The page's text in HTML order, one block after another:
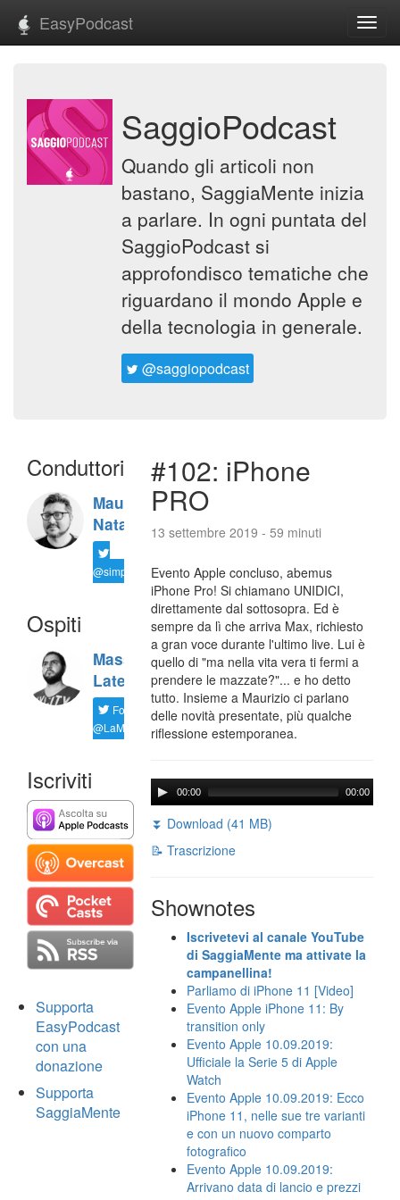
EasyPodcast
SaggioPodcast
Quando gli articoli non
bastano, SaggiaMente inizia
a parlare. In ogni puntata del
SaggioPodcast si
approfondisco tematiche che
riguardano il mondo Apple e
della tecnologia in generale.
@saggiopodcast
Conduttori
Maurizio
Natali
@simplemal
Ospiti
Massimiliano
Latella
Follow
@LaMaxImages
Iscriviti
Supporta
EasyPodcast
con una
donazione
Supporta
SaggiaMente
#102: iPhone
PRO
13 settembre 2019 - 59 minuti
Evento Apple concluso, abemus
iPhone Pro! Si chiamano UNIDICI,
direttamente dal sottosopra. Ed è
sempre da lì che arriva Max, richiesto
a gran voce durante l'ultimo live. Lui è
quello di "ma nella vita vera ti fermi a
prendere le mazzate?"... e ho detto
tutto. Insieme a Maurizio ci parlano
delle novità presentate, più qualche
riflessione estemporanea.
00:00 00:00
⏬ Download (41 MB)
📝 Trascrizione
Shownotes
Iscrivetevi al canale YouTube
di SaggiaMente ma attivate la
campanellina!
Parliamo di iPhone 11 [Video]
Evento Apple iPhone 11: By
transition only
Evento Apple 10.09.2019:
Ufficiale la Serie 5 di Apple
Watch
Evento Apple 10.09.2019: Ecco
iPhone 11, nelle sue tre varianti
e con un nuovo comparto
fotografico
Evento Apple 10.09.2019:
Arrivano data di lancio e prezzi